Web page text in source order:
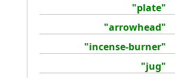
"plate"
"arrowhead"
"incense-burner"
"jug"